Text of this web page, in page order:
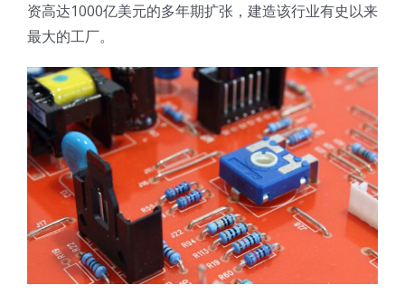
半导体技术科普
医疗器械技术科普
粉体行业技术科普
超声波喷涂原理
喷涂的影响因素
中文
中文
ENGLISH
资高达1000亿美元的多年期扩张，建造该行业有史以来
最大的工厂。